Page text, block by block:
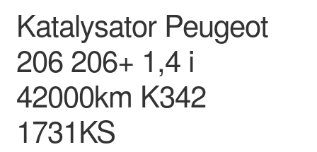
Kontakt
Lieferung
Mein Konto
Warenkorb
Katalysator Peugeot
206 206+ 1,4 i
42000km K342
1731KS